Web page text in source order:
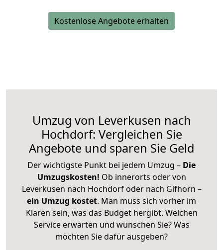
Kostenlose Angebote erhalten
Umzug von Leverkusen nach
Hochdorf: Vergleichen Sie
Angebote und sparen Sie Geld
Der wichtigste Punkt bei jedem Umzug – Die
Umzugskosten! Ob innerorts oder von
Leverkusen nach Hochdorf oder nach Gifhorn –
ein Umzug kostet. Man muss sich vorher im
Klaren sein, was das Budget hergibt. Welchen
Service erwarten und wünschen Sie? Was
möchten Sie dafür ausgeben?